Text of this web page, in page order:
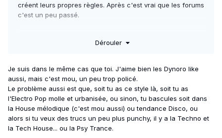
créent leurs propres règles. Après c'est vrai que les forums
c'est un peu passé.
ne m'y retrouvais plus. Dernièrement j'ai fait une playlist
https://open.spotify.com/playlist/47NMYFJ2LWUc36YtcHqoo
0?si=WPjdTvrBQSaf5z1QcNCyrQ
Pour moi c'est un peu une caractérisation en plus la dérive
commerciale de la musique. Mais bon, y'a de bons trucs qui
se font en ce moment, et même chez les copycats certains
se démarquent avec un peu de travail. J'ai aussi envie de
reconnecter un peu avec l'univers des Djs, faut que je me
Dérouler
Je suis dans le même cas que toi. J'aime bien les Dynoro like
aussi, mais c'est mou, un peu trop policé.
Le problème aussi est que, soit tu as ce style là, soit tu as
l'Electro Pop molle et urbanisée, ou sinon, tu bascules soit dans
la House mélodique (c'est mou aussi) ou tendance Disco, ou
alors si tu veux des trucs un peu plus punchy, il y a la Techno et
la Tech House... ou la Psy Trance.